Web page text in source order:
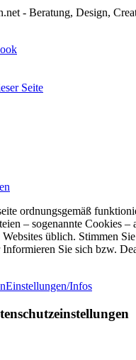
- Beratung, Design,
Seite
ordnungsgemäß
– sogenannte Cookies –
üblich. Stimmen
Sie sich bzw.
Einstellungen/Infos